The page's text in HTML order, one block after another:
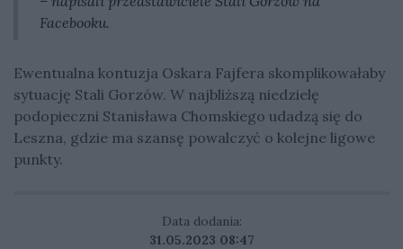
Facebooku.
Ewentualna kontuzja Oskara Fajfera skomplikowałaby
sytuację Stali Gorzów. W najbliższą niedzielę
podopieczni Stanisława Chomskiego udadzą się do
Leszna, gdzie ma szansę powalczyć o kolejne ligowe
punkty.
Data dodania:
31.05.2023 08:47